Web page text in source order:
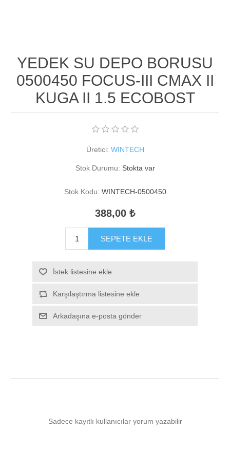
YEDEK SU DEPO BORUSU
0500450 FOCUS-III CMAX II
KUGA II 1.5 ECOBOST
Üretici: WINTECH
Stok Durumu: Stokta var
Stok Kodu: WINTECH-0500450
388,00 ₺
SEPETE EKLE
İstek listesine ekle
Karşılaştırma listesine ekle
Arkadaşına e-posta gönder
Sadece kayıtlı kullanıcılar yorum yazabilir